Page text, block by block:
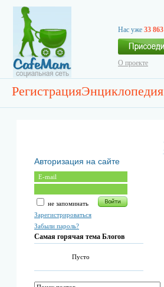
Нас уже 33 863
О проекте
РегистрацияЭнциклопедия
Авторизация на сайте
не запоминать
Зарегистрироваться
Забыли пароль?
Самая горячая тема Блогов
Пусто